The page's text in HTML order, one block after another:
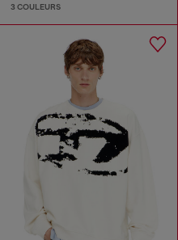
3 COULEURS